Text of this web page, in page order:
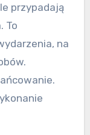
przypadają
To
na